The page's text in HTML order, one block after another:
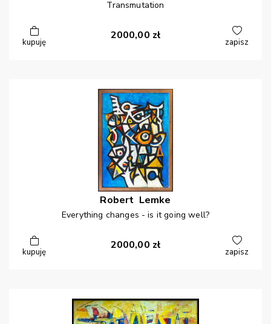
Transmutation
kupuję
2000,00 zł
zapisz
Robert Lemke
Everything changes - is it going well?
kupuję
2000,00 zł
zapisz